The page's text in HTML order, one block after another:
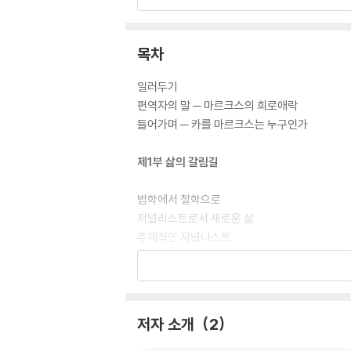
『공산당 선언』의 혁명가 마르크스가 아니라,
삶의 무게에 흔들리고 상처받고 사랑하며,
이 책은 ‘인간이 쓸 수 있는 가장 진실한 편지’가
목차
일러두기
편역자의 말 ─ 마르크스의 희로애락
들어가며 ─ 카를 마르크스는 누구인가
제1부 삶의 갈림길
법학에서 철학으로
저널리스트로서 새로운 삶
주체적인 저널니스트
검열에 대한 저항
천상에서 지상으로
저자 소개 2